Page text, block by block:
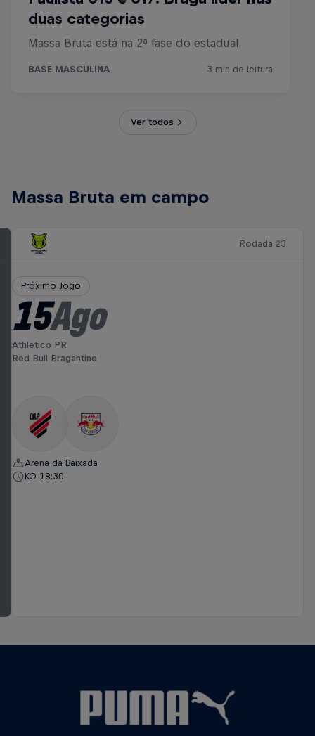
Ver todos
Massa Bruta em campo
Rodada 23
Próximo Jogo
15Ago
Athletico PR
Red Bull Bragantino
Arena da Baixada
KO 18:30